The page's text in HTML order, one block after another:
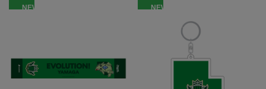
NEW NEW